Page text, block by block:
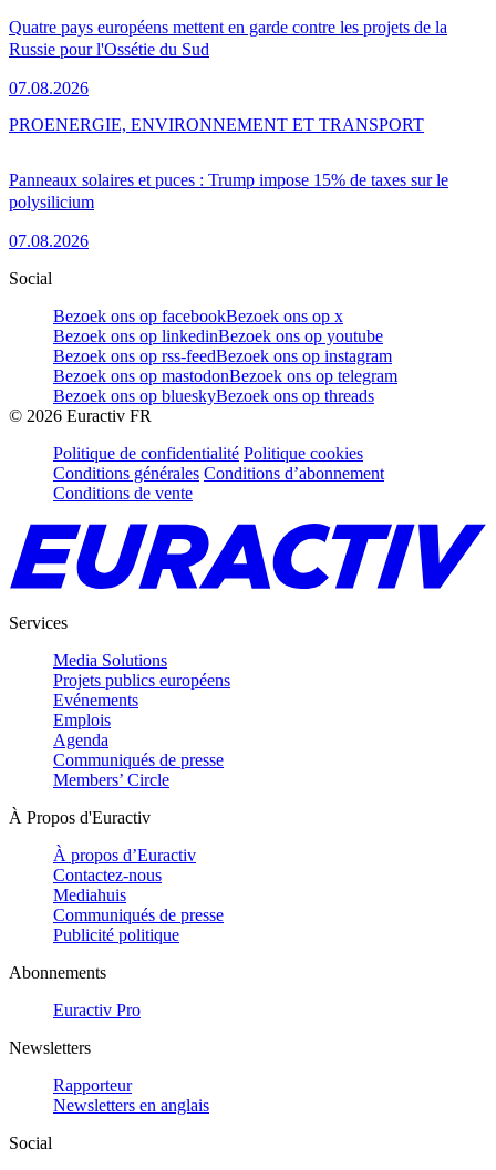
Quatre pays européens mettent en garde contre les projets de la
Russie pour l'Ossétie du Sud
07.08.2026
Panneaux solaires et puces : Trump impose 15% de taxes sur le
polysilicium
07.08.2026
PROENERGIE, ENVIRONNEMENT ET TRANSPORT
Social
Bezoek ons op facebookBezoek ons op x
Bezoek ons op linkedinBezoek ons op youtube
Bezoek ons op rss-feedBezoek ons op instagram
Bezoek ons op mastodonBezoek ons op telegram
Bezoek ons op blueskyBezoek ons op threads
© 2026 Euractiv FR
Politique de confidentialité Politique cookies
Conditions générales Conditions d’abonnement
Conditions de vente
Services
Media Solutions
Projets publics européens
Evénements
Emplois
Agenda
Communiqués de presse
Members’ Circle
À Propos d'Euractiv
À propos d’Euractiv
Contactez-nous
Mediahuis
Communiqués de presse
Publicité politique
Abonnements
Euractiv Pro
Newsletters
Rapporteur
Newsletters en anglais
Social